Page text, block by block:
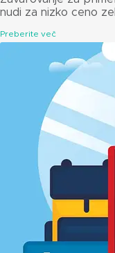
nudi za nizko ceno
Preberite več